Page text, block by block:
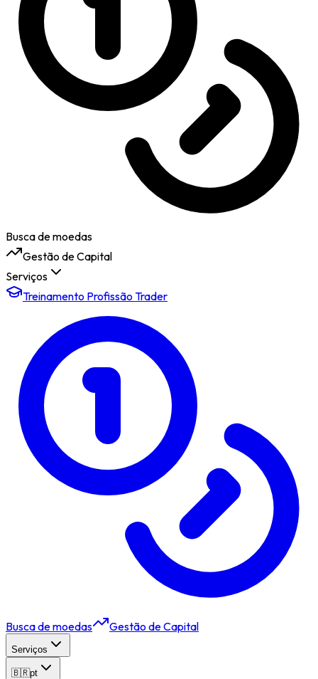
Busca de moedas
Gestão de Capital
Serviços
Treinamento Profissão Trader
Busca de moedas Gestão de Capital
Serviços
🇧🇷pt